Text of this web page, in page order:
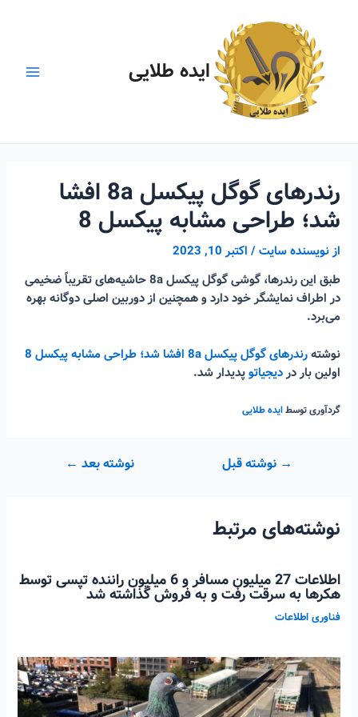
ایده طلایی
رندرهای گوگل پیکسل 8a افشا
شد؛ طراحی مشابه پیکسل 8
ازنویسنده سایت/ اکتبر 10, 2023
طبق این رندرها، گوشی گوگل پیکسل 8a حاشیه‌های تقریباً ضخیمی
در اطراف نمایشگر خود دارد و همچنین از دوربین اصلی دوگانه بهره
می‌برد.
نوشتهرندرهای گوگل پیکسل 8a افشا شد؛ طراحی مشابه پیکسل 8
اولین بار دردیجیاتوپدیدار شد.
گردآوری توسطایده طلایی
راهبری
→ نوشته قبل نوشته بعد ←
نوشته‌های مرتبط
اطلاعات 27 میلیون مسافر و 6 میلیون راننده تپسی توسط
هکرها به سرقت رفت و به فروش گذاشته شد
فناوری اطلاعات